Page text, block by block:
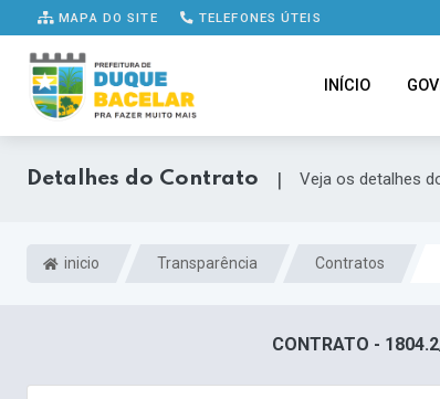
MAPA DO SITE TELEFONES ÚTEIS
INÍCIO
Detalhes do Contrato | Veja os detalhes
inicio Transparência Contratos
CONTRATO -